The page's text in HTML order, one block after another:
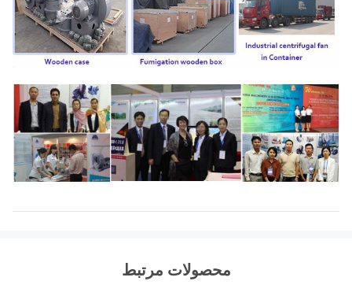
محصولات مرتبط